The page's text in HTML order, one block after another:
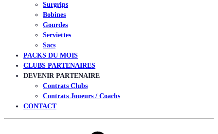
Surgrips
Bobines
Gourdes
Serviettes
Sacs
PACKS DU MOIS
CLUBS PARTENAIRES
DEVENIR PARTENAIRE
Contrats Clubs
Contrats Joueurs / Coachs
CONTACT